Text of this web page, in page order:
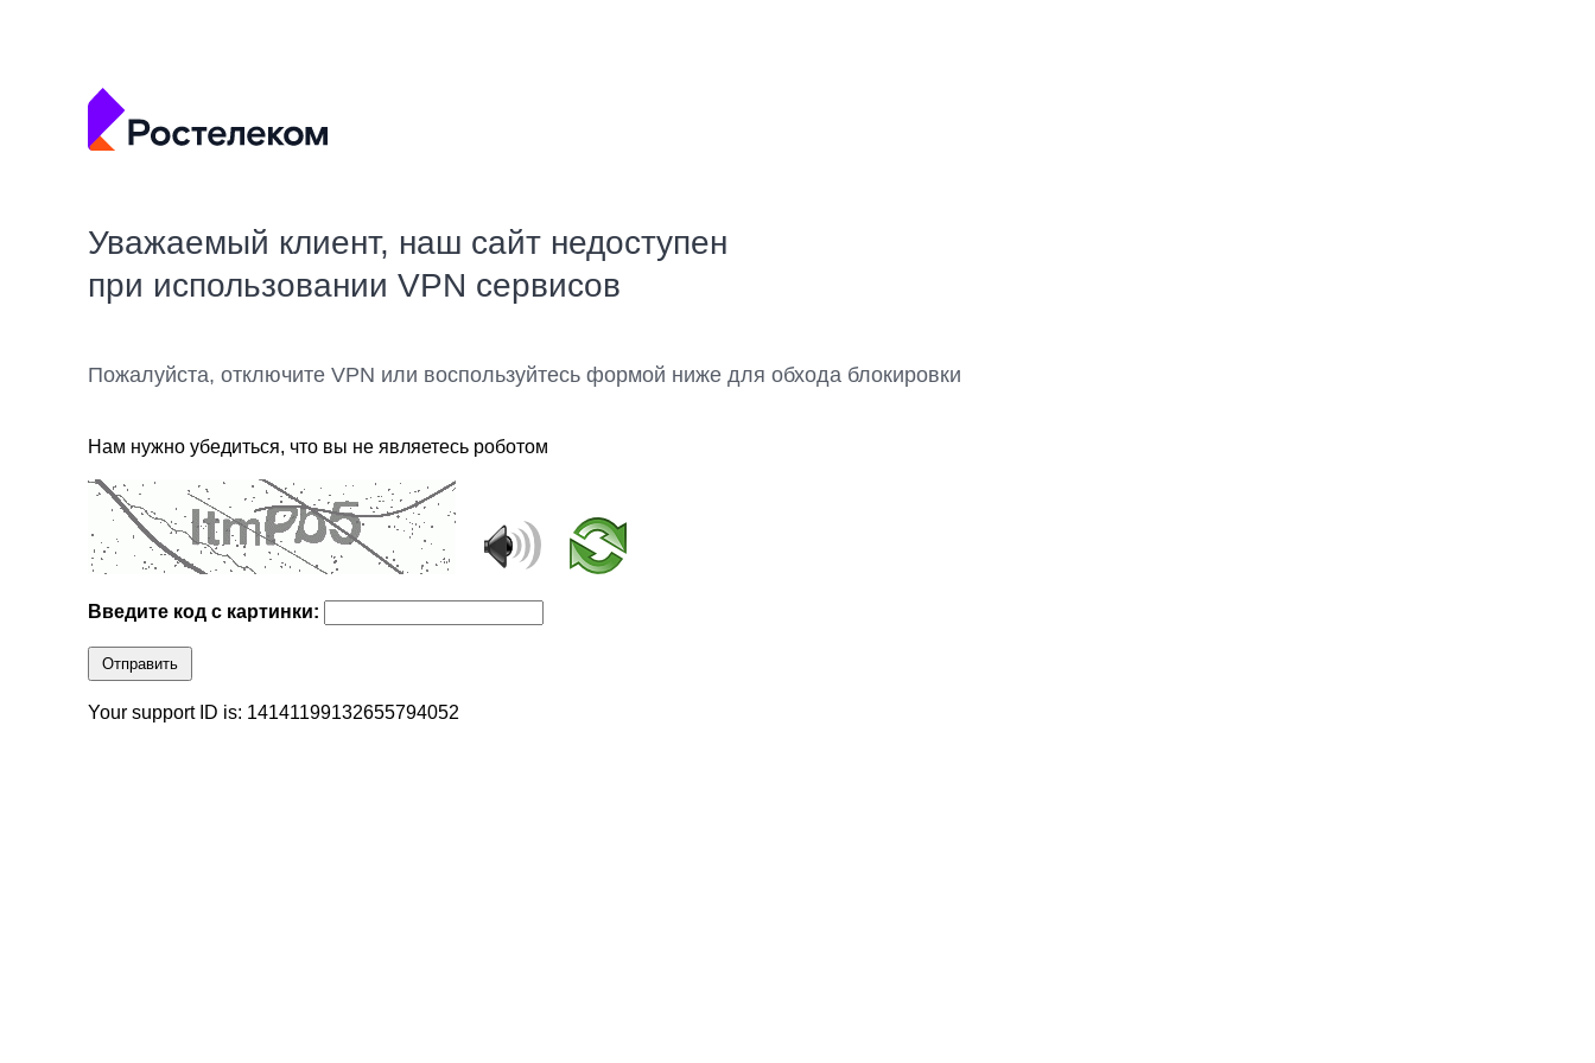
Уважаемый клиент, наш сайт недоступен
при использовании VPN сервисов
Пожалуйста, отключите VPN или воспользуйтесь формой ниже для обхода блокировки
Нам нужно убедиться, что вы не являетесь роботом
Введите код с картинки:
Отправить
Your support ID is: 14141199132655794052